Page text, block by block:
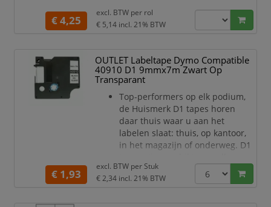
€ 4,25
excl. BTW per rol
€ 5,14 incl. 21% BTW
OUTLET Labeltape Dymo Compatible
40910 D1 9mmx7m Zwart Op
Transparant
Top-performers op elk podium,
de Huismerk D1 tapes horen
daar thuis waar u aan het
labelen slaat: thuis, op kantoor,
in het magazijn of onderweg. D1
actuele labelmakers van de
LabelMANAGER en LabelPOINT
€ 1,93
excl. BTW per Stuk
€ 2,34 incl. 21% BTW